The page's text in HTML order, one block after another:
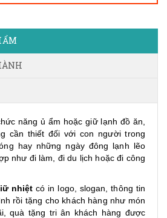
năng ủ ẩm hoặc giữ lạnh đồ ăn,
cần thiết đối với con người trong
hay những ngày đông lạnh lẽo
như đi làm, đi du lịch hoặc đi công
nhiệt có in logo, slogan, thông tin
rồi tặng cho khách hàng như món
quà tặng tri ân khách hàng được